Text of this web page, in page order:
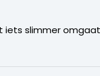
slimmer